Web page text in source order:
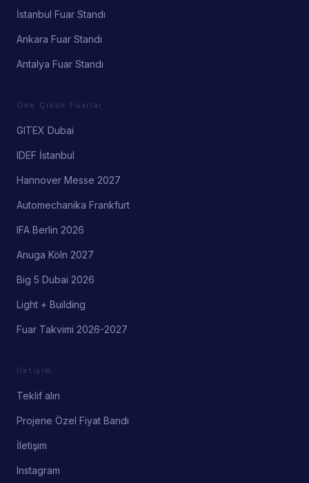
İstanbul Fuar Standı
Ankara Fuar Standı
Antalya Fuar Standı
Öne Çıkan Fuarlar
GITEX Dubai
IDEF İstanbul
Hannover Messe 2027
Automechanika Frankfurt
IFA Berlin 2026
Anuga Köln 2027
Big 5 Dubai 2026
Light + Building
Fuar Takvimi 2026-2027
İletişim
Teklif alın
Projene Özel Fiyat Bandı
İletişim
Instagram